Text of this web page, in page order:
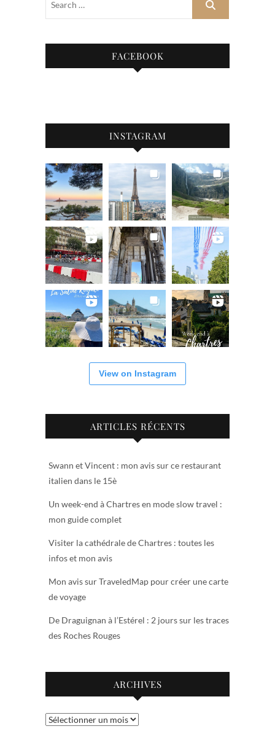
FACEBOOK
INSTAGRAM
View on Instagram
ARTICLES RÉCENTS
Swann et Vincent : mon avis sur ce restaurant
italien dans le 15è
Un week-end à Chartres en mode slow travel :
mon guide complet
Visiter la cathédrale de Chartres : toutes les
infos et mon avis
Mon avis sur TraveledMap pour créer une carte
de voyage
De Draguignan à l’Estérel : 2 jours sur les traces
des Roches Rouges
ARCHIVES
Archives